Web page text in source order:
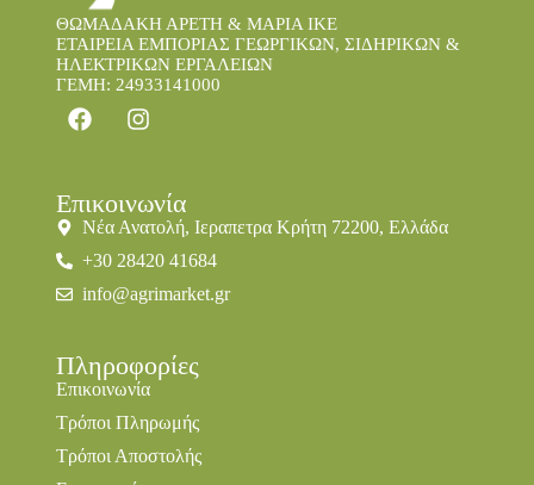
ΘΩΜΑΔΑΚΗ ΑΡΕΤΗ & ΜΑΡΙΑ IKE
ΕΤΑΙΡΕΙΑ ΕΜΠΟΡΙΑΣ ΓΕΩΡΓΙΚΩΝ, ΣΙΔΗΡΙΚΩΝ &
ΗΛΕΚΤΡΙΚΩΝ ΕΡΓΑΛΕΙΩΝ
ΓΕΜΗ: 24933141000
Επικοινωνία
Νέα Ανατολή, Ιεραπετρα Κρήτη 72200, Ελλάδα
+30 28420 41684
info@agrimarket.gr
Πληροφορίες
Επικοινωνία
Τρόποι Πληρωμής
Τρόποι Αποστολής